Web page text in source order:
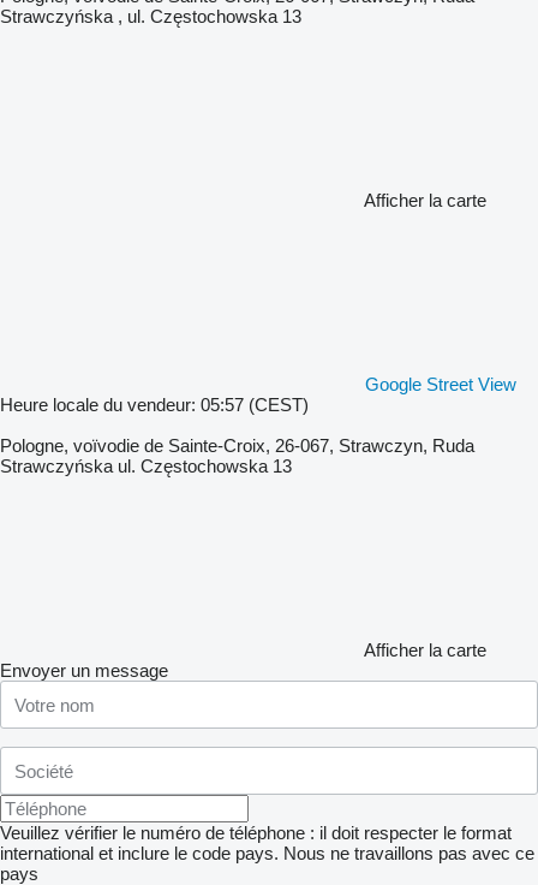
Strawczyńska , ul. Częstochowska 13
Afficher la carte
Google Street View
Heure locale du vendeur: 05:57 (CEST)
Pologne, voïvodie de Sainte-Croix, 26-067, Strawczyn, Ruda
Strawczyńska ul. Częstochowska 13
Afficher la carte
Envoyer un message
Veuillez vérifier le numéro de téléphone : il doit respecter le format
international et inclure le code pays. Nous ne travaillons pas avec ce
pays